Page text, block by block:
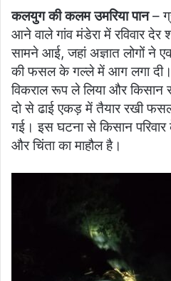
कलयुग की कलम उमरिया पान–
आने वाले गांव मंडेरा में रविवार देर
सामने आई, जहां अज्ञात लोगों ने
की फसल के गल्ले में आग लगा
विकराल रूप ले लिया और किसान
दो से ढाई एकड़ में तैयार रखी
गई। इस घटना से किसान
और चिंता का माहौल है।